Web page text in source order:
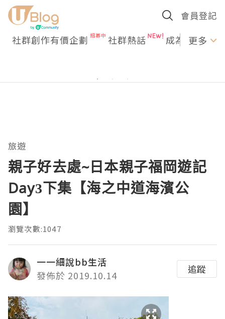
會員登記
社群創作有價企劃 社群熱話 成為U更多
旅遊
親子好去處~日本親子福岡遊記
Day3下集【海之中道海濱公
園】
瀏覽次數:1047
一一細說bb生活
發佈於 2019.10.14
追蹤